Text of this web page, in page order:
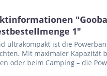
1"
ultrakompakt ist die
Mit maximaler Kapazität
oder beim Camping – die